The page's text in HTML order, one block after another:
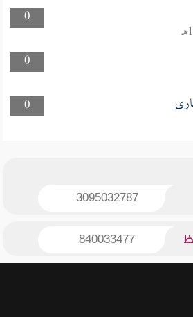
0
0
0
3095032787
840033477